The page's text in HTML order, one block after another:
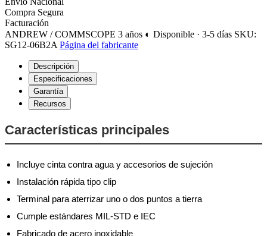
Compra Segura
Facturación
ANDREW / COMMSCOPE 3 años ◐ Disponible · 3-5 días SKU:
SG12-06B2A Página del fabricante
Descripción
Especificaciones
Garantía
Recursos
Características principales
Incluye cinta contra agua y accesorios de sujeción
Instalación rápida tipo clip
Terminal para aterrizar uno o dos puntos a tierra
Cumple estándares MIL-STD e IEC
Fabricado de acero inoxidable